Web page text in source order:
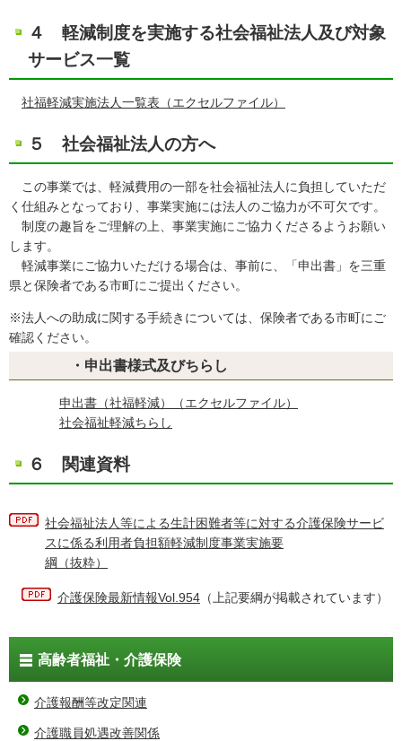
４ 軽減制度を実施する社会福祉法人及び対象
サービス一覧
社福軽減実施法人一覧表（エクセルファイル）
５ 社会福祉法人の方へ
この事業では、軽減費用の一部を社会福祉法人に負担していただ
く仕組みとなっており、事業実施には法人のご協力が不可欠です。
制度の趣旨をご理解の上、事業実施にご協力くださるようお願い
します。
軽減事業にご協力いただける場合は、事前に、「申出書」を三重
県と保険者である市町にご提出ください。
※法人への助成に関する手続きについては、保険者である市町にご
確認ください。
・申出書様式及びちらし
申出書（社福軽減）（エクセルファイル）
社会福祉軽減ちらし
６ 関連資料
社会福祉法人等による生計困難者等に対する介護保険サービ
スに係る利用者負担額軽減制度事業実施要
綱（抜粋）
介護保険最新情報Vol.954 （上記要綱が掲載されています）
高齢者福祉・介護保険
介護報酬等改定関連
介護職員処遇改善関係